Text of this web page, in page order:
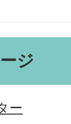
ジ
ー